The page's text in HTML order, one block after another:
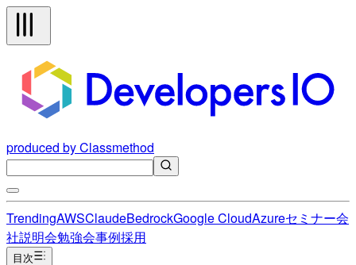
produced by Classmethod
TrendingAWSClaudeBedrockGoogle CloudAzureセミナー会
社説明会勉強会事例採用
目次